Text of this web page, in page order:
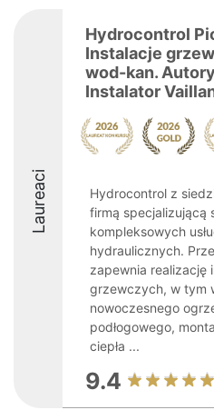
Laureaci
Hydrocontrol
Instalacje
wod-kan.
Instalator
Hydrocontrol z
firmą specjalizującą
kompleksowych
hydraulicznych.
zapewnia realizację
grzewczych, w tym
nowoczesnego
podłogowego,
ciepła ...
9.4